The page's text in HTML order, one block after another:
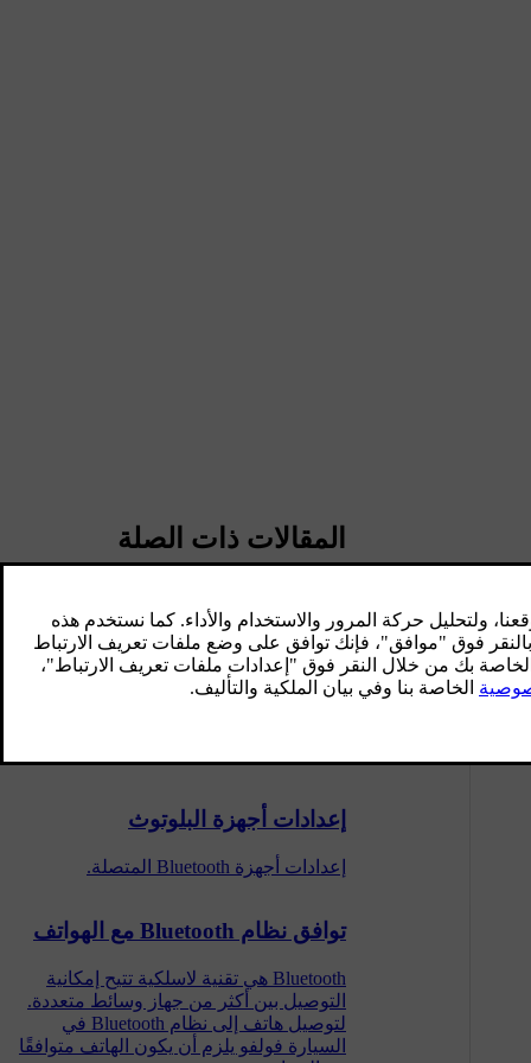
المقالات ذات الصلة
توصيل الهاتف بالسيارة عبر البلوتوث
للمرة الأولى
إعدادات أجهزة البلوتوث
إعدادات أجهزة Bluetooth المتصلة.
توافق نظام Bluetooth مع الهواتف
Bluetooth هي تقنية لاسلكية تتيح إمكانية
التوصيل بين أكثر من جهاز وسائط متعددة.
لتوصيل هاتف إلى نظام Bluetooth في
السيارة فولفو يلزم أن يكون الهاتف متوافقًا